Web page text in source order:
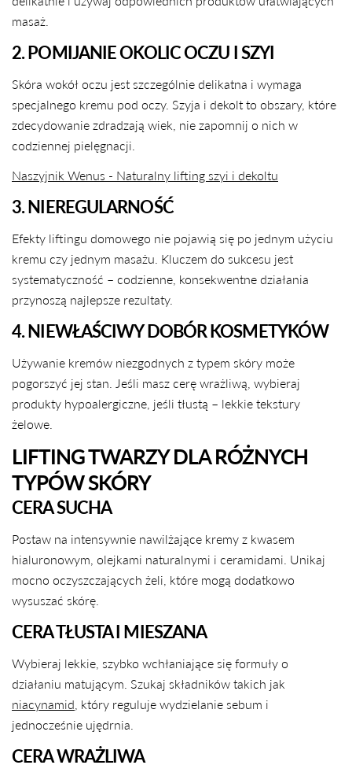
masaż.
2. POMIJANIE OKOLIC OCZU I SZYI
Skóra wokół oczu jest szczególnie delikatna i wymaga
specjalnego kremu pod oczy. Szyja i dekolt to obszary, które
zdecydowanie zdradzają wiek, nie zapomnij o nich w
codziennej pielęgnacji.
Naszyjnik Wenus - Naturalny lifting szyi i dekoltu
3. NIEREGULARNOŚĆ
Efekty liftingu domowego nie pojawią się po jednym użyciu
kremu czy jednym masażu. Kluczem do sukcesu jest
systematyczność – codzienne, konsekwentne działania
przynoszą najlepsze rezultaty.
4. NIEWŁAŚCIWY DOBÓR KOSMETYKÓW
Używanie kremów niezgodnych z typem skóry może
pogorszyć jej stan. Jeśli masz cerę wrażliwą, wybieraj
produkty hypoalergiczne, jeśli tłustą – lekkie tekstury
żelowe.
LIFTING TWARZY DLA RÓŻNYCH
TYPÓW SKÓRY
CERA SUCHA
Postaw na intensywnie nawilżające kremy z kwasem
hialuronowym, olejkami naturalnymi i ceramidami. Unikaj
mocno oczyszczających żeli, które mogą dodatkowo
wysuszać skórę.
CERA TŁUSTA I MIESZANA
Wybieraj lekkie, szybko wchłaniające się formuły o
działaniu matującym. Szukaj składników takich jak
niacynamid , który reguluje wydzielanie sebum i
jednocześnie ujędrnia.
CERA WRAŻLIWA
UDOSTĘPNIJ TEN ARTYKUŁ
Udostępnij
na
Facebooku
Udostępnij
na
Przypnij
na
Pintereście